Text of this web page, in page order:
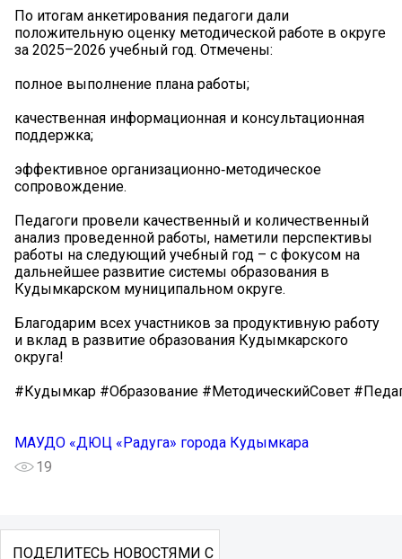
️По итогам анкетирования педагоги дали
положительную оценку методической работе в округе
за 2025–2026 учебный год. Отмечены:
полное выполнение плана работы;
качественная информационная и консультационная
поддержка;
эффективное организационно‑методическое
сопровождение.
Педагоги провели качественный и количественный
анализ проведенной работы, наметили перспективы
работы на следующий учебный год – с фокусом на
дальнейшее развитие системы образования в
Кудымкарском муниципальном округе.
Благодарим всех участников за продуктивную работу
и вклад в развитие образования Кудымкарского
округа!
#Кудымкар #Образование #МетодическийСовет
МАУДО «ДЮЦ «Радуга» города Кудымкара
19
ПОДЕЛИТЕСЬ НОВОСТЯМИ С